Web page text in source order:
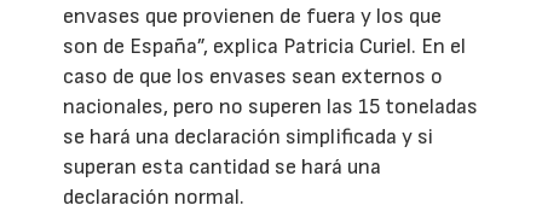
envases que provienen de fuera y los que
son de España”, explica Patricia Curiel. En el
caso de que los envases sean externos o
nacionales, pero no superen las 15 toneladas
se hará una declaración simplificada y si
superan esta cantidad se hará una
declaración normal.